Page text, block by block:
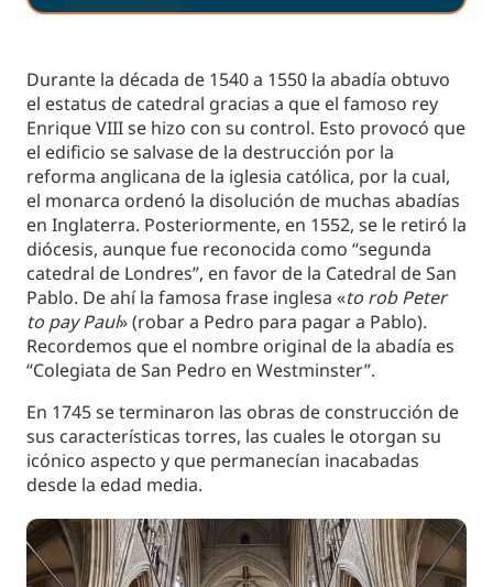
Durante la década de 1540 a 1550 la abadía obtuvo
el estatus de catedral gracias a que el famoso rey
Enrique VIII se hizo con su control. Esto provocó que
el edificio se salvase de la destrucción por la
reforma anglicana de la iglesia católica, por la cual,
el monarca ordenó la disolución de muchas abadías
en Inglaterra. Posteriormente, en 1552, se le retiró la
diócesis, aunque fue reconocida como “segunda
catedral de Londres”, en favor de la Catedral de San
Pablo. De ahí la famosa frase inglesa «to rob Peter
to pay Paul» (robar a Pedro para pagar a Pablo).
Recordemos que el nombre original de la abadía es
“Colegiata de San Pedro en Westminster”.
En 1745 se terminaron las obras de construcción de
sus características torres, las cuales le otorgan su
icónico aspecto y que permanecían inacabadas
desde la edad media.